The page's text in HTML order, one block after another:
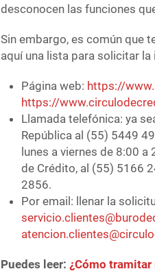
desconocen las funciones
Sin embargo, es común que
aquí una lista para solicitar
Página web: https://
https://
Llamada telefónica: ya
República al (55) 5449
lunes a viernes de 8:00
de Crédito, al (55) 5166
2856.
Por email: llenar la
Puedes leer:¿Cómo tramitar